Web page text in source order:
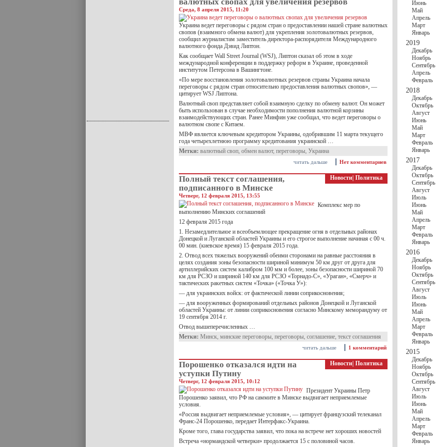
Среда, 8 апреля 2015, 11:20
Украина ведет переговоры с рядом стран о предоставлении нашей стране валютных
свопов (взаимного обмена валют) для укрепления золотовалютных резервов,
сообщил журналистам заместитель директора-распорядителя Международного
валютного фонда Дэвид Липтон.
Как сообщает Wall Street Journal (WSJ), Липтон сказал об этом в ходе
международной конференции в поддержку реформ в Украине, проведенной
институтом Петерсона в Вашингтоне.
«По мере восстановления золотовалютных резервов страны Украина начала
переговоры с рядом стран относительно предоставления валютных свопов», —
цитирует WSJ Липтона.
Валютный своп представляет собой взаимную сделку по обмену валют. Он может
быть использован в случае необходимости пополнения валютной корзины
взаимодействующих стран. Ранее Минфин уже сообщал, что ведет переговоры о
валютном свопе с Китаем.
МВФ является ключевым кредитором Украины, одобрившим 11 марта текущего
года четырехлетнюю программу кредитования украинской …
Метки: валютный своп, обмен валют, переговоры, Украина
Нет комментариев
читать дальше
Новости Политика
Полный текст соглашения,
подписанного в Минске
Четверг, 12 февраля 2015, 13:55
Комплекс мер по
выполнению Минских соглашений
12 февраля 2015 года
1. Незамедлительное и всеобъемлющее прекращение огня в отдельных районах
Донецкой и Луганской областей Украины и его строгое выполнение начиная с 00 ч.
00 мин. (киевское время) 15 февраля 2015 года.
2. Отвод всех тяжелых вооружений обеими сторонами на равные расстояния в
целях создания зоны безопасности шириной минимум 50 км друг от друга для
артиллерийских систем калибром 100 мм и более, зоны безопасности шириной 70
км для РСЗО и шириной 140 км для РСЗО «Торнадо-С», «Ураган», «Смерч» и
тактических ракетных систем «Точка» («Точка У»):
— для украинских войск: от фактической линии соприкосновения;
— для вооруженных формирований отдельных районов Донецкой и Луганской
областей Украины: от линии соприкосновения согласно Минскому меморандуму от
19 сентября 2014 г.
Отвод вышеперечисленных …
Метки: Минск, минские переговоры, переговоры, соглашение, текст соглашения
1 комментарий
читать дальше
Новости Политика
Порошенко отказался идти на
уступки Путину
Четверг, 12 февраля 2015, 10:12
Президент Украины Петр
Порошенко заявил, что РФ на саммите в Минске выдвигает неприемлемые
условия.
«Россия выдвигает неприемлемые условия», — цитирует французский телеканал
Франс-24 Порошенко, передает Интерфакс-Украина.
Кроме того, глава государства заявил, что пока на встрече нет хороших новостей
Встреча «нормандской четверки» продолжается 15 с половиной часов.
Июнь
Май
Апрель
Март
Январь
2019
Декабрь
Ноябрь
Сентябрь
Апрель
Февраль
2018
Декабрь
Октябрь
Август
Июнь
Май
Март
Февраль
Январь
2017
Декабрь
Октябрь
Сентябрь
Август
Июль
Июнь
Май
Апрель
Март
Февраль
Январь
2016
Декабрь
Ноябрь
Октябрь
Сентябрь
Август
Июль
Июнь
Май
Апрель
Март
Февраль
Январь
2015
Декабрь
Ноябрь
Октябрь
Сентябрь
Август
Июль
Июнь
Май
Апрель
Март
Февраль
Январь